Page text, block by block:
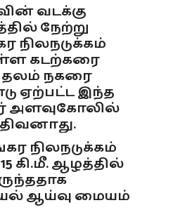
வடக்கு
நேற்று
நிலநடுக்கம்
கடற்கரை
தலம் நகரை
ஏற்பட்ட இந்த
அளவுகோலில்
நிலநடுக்கம்
கி.மீ. ஆழத்தில்
ஆய்வு மையம்